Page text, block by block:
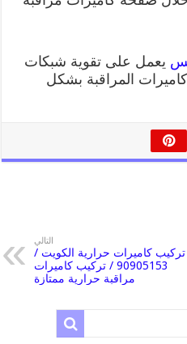
يعمل على تقوية شبكات
كاميرات المراقبة بشكل
التالي
تركيب كاميرات حرارية الكويت /
90905153 / تركيب كاميرات
مراقبة حرارية ممتازة